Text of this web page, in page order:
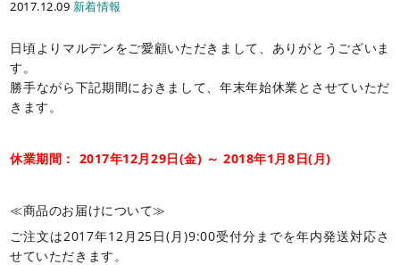
2017.12.09 新着情報
日頃よりマルデンをご愛顧いただきまして、ありがとうございま
す。
勝手ながら下記期間におきまして、年末年始休業とさせていただ
きます。
休業期間： 2017年12月29日(金) ～ 2018年1月8日(月)
≪商品のお届けについて≫
ご注文は2017年12月25日(月)9:00受付分までを年内発送対応さ
せていただきます。